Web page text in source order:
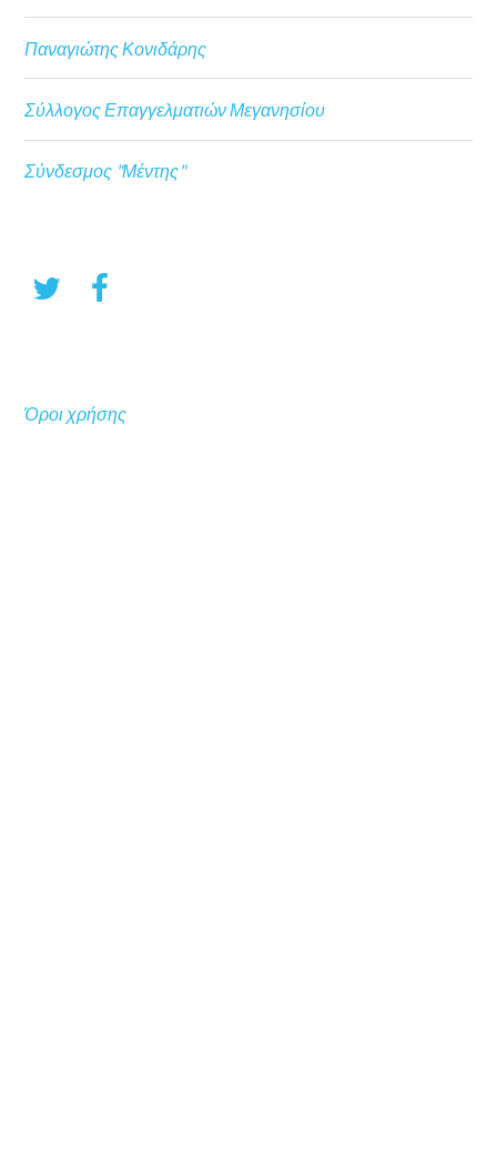
Παναγιώτης Κονιδάρης
Σύλλογος Επαγγελματιών Μεγανησίου
Σύνδεσμος "Μέντης"
Όροι χρήσης